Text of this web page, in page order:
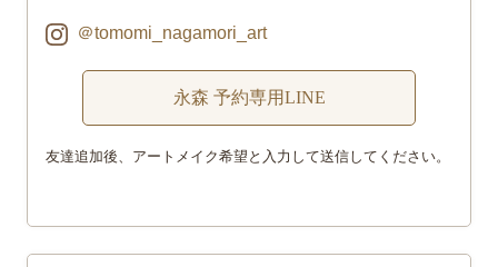
＠tomomi_nagamori_art
永森 予約専用LINE
友達追加後、アートメイク希望と入力して送信してください。